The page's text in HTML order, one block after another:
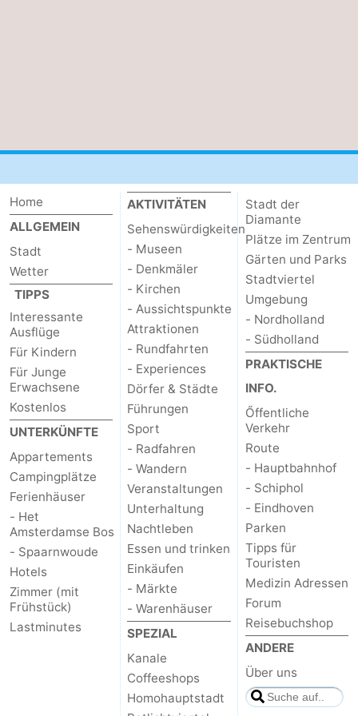
Home
ALLGEMEIN
Stadt
Wetter
TIPPS
Interessante
Ausflüge
Für Kindern
Für Junge
Erwachsene
Kostenlos
UNTERKÜNFTE
Appartements
Campingplätze
Ferienhäuser
- Het
Amsterdamse Bos
- Spaarnwoude
Hotels
Zimmer (mit
Frühstück)
Lastminutes
AKTIVITÄTEN
Sehenswürdigkeiten
- Museen
- Denkmäler
- Kirchen
- Aussichtspunkte
Attraktionen
- Rundfahrten
- Experiences
Dörfer & Städte
Führungen
Sport
- Radfahren
- Wandern
Veranstaltungen
Unterhaltung
Nachtleben
Essen und trinken
Einkäufen
- Märkte
- Warenhäuser
SPEZIAL
Kanale
Coffeeshops
Homohauptstadt
Stadt der
Diamante
Plätze im Zentrum
Gärten und Parks
Stadtviertel
Umgebung
- Nordholland
- Südholland
PRAKTISCHE
INFO.
Őffentliche
Verkehr
Route
- Hauptbahnhof
- Schiphol
- Eindhoven
Parken
Tipps für
Touristen
Medizin Adressen
Forum
Reisebuchshop
ANDERE
Über uns